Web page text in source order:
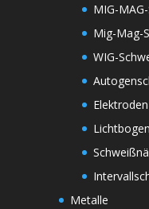
MIG-
Mig-Mag-
WIG-
Metalle